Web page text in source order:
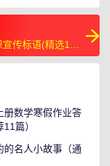
传标语(精选15
册数学寒假作业答
篇）
的名人小故事（通